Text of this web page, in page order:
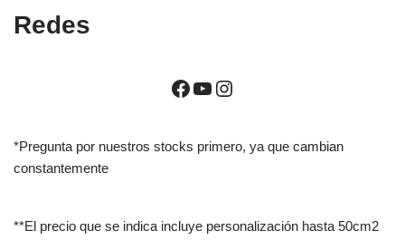
Redes
*Pregunta por nuestros stocks primero, ya que cambian
constantemente
**El precio que se indica incluye personalización hasta 50cm2